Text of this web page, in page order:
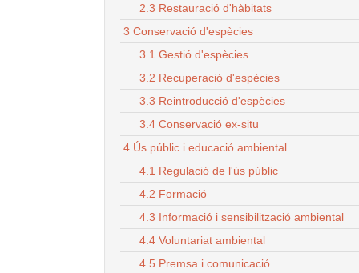
2.3 Restauració d'hàbitats
3 Conservació d'espècies
3.1 Gestió d'espècies
3.2 Recuperació d'espècies
3.3 Reintroducció d'espècies
3.4 Conservació ex-situ
4 Ús públic i educació ambiental
4.1 Regulació de l'ús públic
4.2 Formació
4.3 Informació i sensibilització ambiental
4.4 Voluntariat ambiental
4.5 Premsa i comunicació